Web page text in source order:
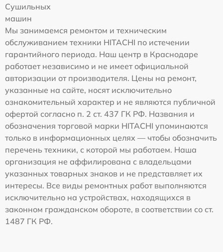
Сушильных
машин
Мы занимаемся ремонтом и техническим
обслуживанием техники HITACHI по истечении
гарантийного периода. Наш центр в Краснодаре
работает независимо и не имеет официальной
авторизации от производителя. Цены на ремонт,
указанные на сайте, носят исключительно
ознакомительный характер и не являются публичной
офертой согласно п. 2 ст. 437 ГК РФ. Названия и
обозначения торговой марки HITACHI упоминаются
только в информационных целях — чтобы обозначить
перечень техники, с которой мы работаем. Наша
организация не аффилирована с владельцами
указанных товарных знаков и не представляет их
интересы. Все виды ремонтных работ выполняются
исключительно на устройствах, находящихся в
законном гражданском обороте, в соответствии со ст.
1487 ГК РФ.